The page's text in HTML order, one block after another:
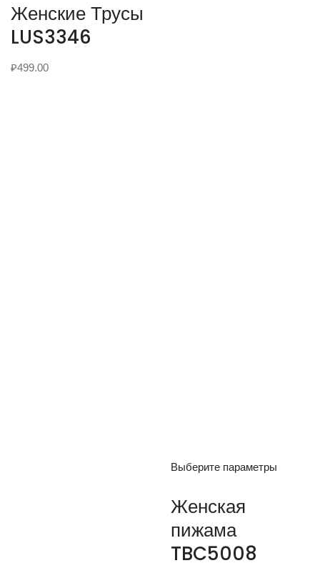
Женские Трусы
LUS3346
₽499.00
Выберите параметры
Женская
пижама
TBC5008